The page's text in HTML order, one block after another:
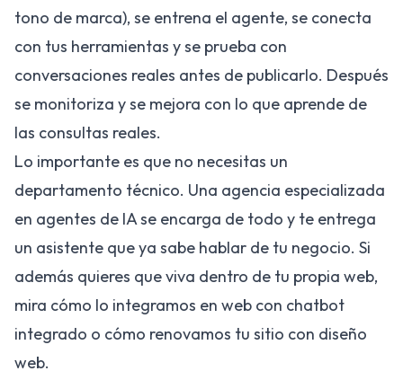
tono de marca), se entrena el agente, se conecta
con tus herramientas y se prueba con
conversaciones reales antes de publicarlo. Después
se monitoriza y se mejora con lo que aprende de
las consultas reales.
Lo importante es que no necesitas un
departamento técnico. Una agencia especializada
en agentes de IAse encarga de todo y te entrega
un asistente que ya sabe hablar de tu negocio. Si
además quieres que viva dentro de tu propia web,
mira cómo lo integramos en web con chatbot
integrado o cómo renovamos tu sitio con diseño
web.